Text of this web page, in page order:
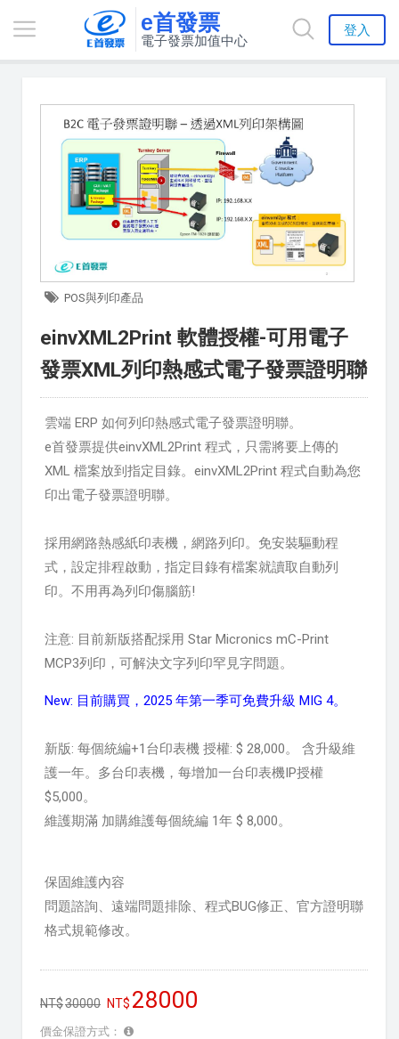
e首發票
電子發票加值中心
登入
POS與列印產品
einvXML2Print 軟體授權-可用電子
發票XML列印熱感式電子發票證明聯
雲端 ERP 如何列印熱感式電子發票證明聯。
e首發票提供einvXML2Print 程式，只需將要上傳的
XML 檔案放到指定目錄。einvXML2Print 程式自動為您
印出電子發票證明聯。
採用網路熱感紙印表機，網路列印。免安裝驅動程
式，設定排程啟動，指定目錄有檔案就讀取自動列
印。不用再為列印傷腦筋!
注意: 目前新版搭配採用 Star Micronics mC-Print
MCP3列印，可解決文字列印罕見字問題。
New: 目前購買，2025 年第一季可免費升級 MIG 4。
新版: 每個統編+1台印表機 授權: $ 28,000。 含升級維
護一年。多台印表機，每增加一台印表機IP授權
$5,000。
維護期滿 加購維護每個統編 1年 $ 8,000。
保固維護內容
問題諮詢、遠端問題排除、程式BUG修正、官方證明聯
格式規範修改。
30000 28000
價金保證方式：